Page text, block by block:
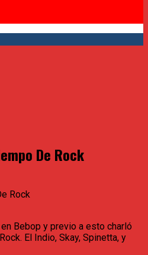
De Rock
Rock
Bebop y previo a esto charló
El Indio, Skay, Spinetta, y